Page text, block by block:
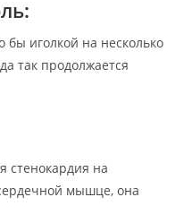
бы иголкой на несколько
так продолжается
стенокардия на
мышце, она